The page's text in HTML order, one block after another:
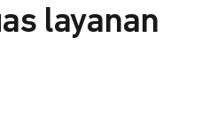
layanan